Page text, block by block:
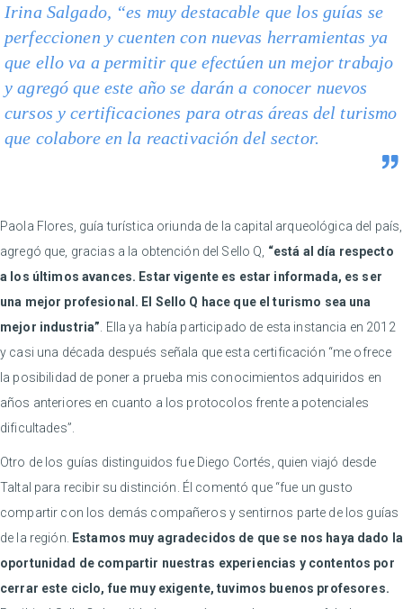
Irina Salgado, “es muy destacable que los guías se
perfeccionen y cuenten con nuevas herramientas ya
que ello va a permitir que efectúen un mejor trabajo
y agregó que este año se darán a conocer nuevos
cursos y certificaciones para otras áreas del turismo
que colabore en la reactivación del sector.
Paola Flores, guía turística oriunda de la capital arqueológica del país,
agregó que, gracias a la obtención del Sello Q, “está al día respecto
a los últimos avances. Estar vigente es estar informada, es ser
una mejor profesional. El Sello Q hace que el turismo sea una
mejor industria” . Ella ya había participado de esta instancia en 2012
y casi una década después señala que esta certificación “me ofrece
la posibilidad de poner a prueba mis conocimientos adquiridos en
años anteriores en cuanto a los protocolos frente a potenciales
dificultades”.
Otro de los guías distinguidos fue Diego Cortés, quien viajó desde
Taltal para recibir su distinción. Él comentó que “fue un gusto
compartir con los demás compañeros y sentirnos parte de los guías
de la región.
Estamos muy agradecidos de que se nos haya dado la
oportunidad de compartir nuestras experiencias y contentos por
cerrar este ciclo, fue muy exigente, tuvimos buenos profesores.